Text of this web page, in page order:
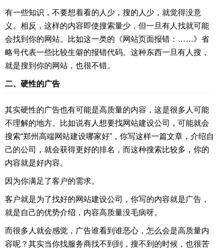
有一些知识，不要想着看的人少，搜的人少，就觉得没意
义。相反，这样的内容即使搜索量少，但一旦有人找就可能
会找到你的网站。比如这一类的《网站页面报错：……》省
略号代表一些比较生僻的报错代码。这种东西一旦有人搜，
就是搜到你的网站，也很不错。
二、硬性的广告
其实硬性的广告也有可能是高质量的内容，这是很多人可能
不理解的地方。比如说有人想要找网站建设公司，可能就会
搜索“郑州高端网站建设哪家好”，你写这样一篇文章，介绍自
己的公司，就会获得更好的排名，而这种搜索比较多，你的
内容就是好内容。
因为你满足了客户的需求。
客户就是为了找好的网站建设公司，你写的内容就是广告，
就是自己的优势介绍，内容高质量没毛病呀。
而很多人就会感觉，广告谁看到谁恶心，怎么会是高质量内
容呢？其实当你找服务商找不到到，搜不到的时候，也很苦